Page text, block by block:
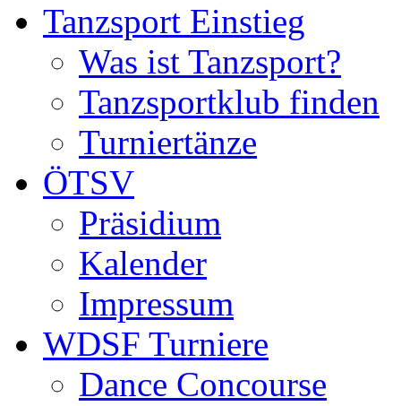
Tanzsport Einstieg
Was ist Tanzsport?
Tanzsportklub finden
Turniertänze
ÖTSV
Präsidium
Kalender
Impressum
WDSF Turniere
Dance Concourse